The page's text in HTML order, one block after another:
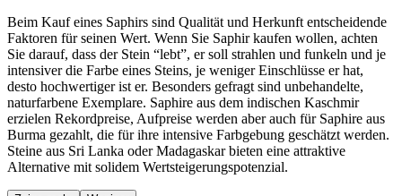
Beim Kauf eines Saphirs sind Qualität und Herkunft entscheidende
Faktoren für seinen Wert. Wenn Sie Saphir kaufen wollen, achten
Sie darauf, dass der Stein “lebt”, er soll strahlen und funkeln und je
intensiver die Farbe eines Steins, je weniger Einschlüsse er hat,
desto hochwertiger ist er. Besonders gefragt sind unbehandelte,
naturfarbene Exemplare. Saphire aus dem indischen Kaschmir
erzielen Rekordpreise, Aufpreise werden aber auch für Saphire aus
Burma gezahlt, die für ihre intensive Farbgebung geschätzt werden.
Steine aus Sri Lanka oder Madagaskar bieten eine attraktive
Alternative mit solidem Wertsteigerungspotenzial.